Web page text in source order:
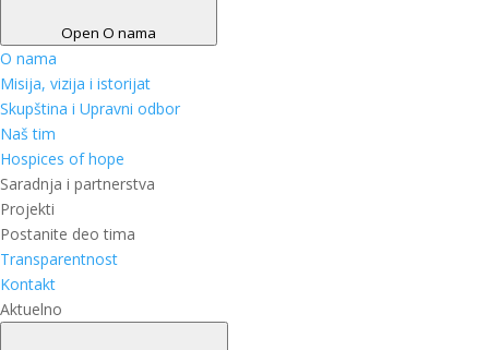
Open O nama
O nama
Misija, vizija i istorijat
Skupština i Upravni odbor
Naš tim
Hospices of hope
Saradnja i partnerstva
Projekti
Postanite deo tima
Transparentnost
Kontakt
Aktuelno